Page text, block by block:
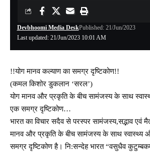
Last updated: 21/Jun/2023 10:01 AM
Devbhoomi Media DeskPublished: 21/Jun/2023
!!योग मानव कल्याण का समग्र दृष्टिकोण!!
(कमल किशोर डुकलान ‘सरल’)
योग मानव और प्रकृति के बीच सामंजस्य के साथ
एक समग्र दृष्टिकोण…
भारत का विचार सदैव से परस्पर सामंजस्य,सद्भाव एवं
मानव और प्रकृति के बीच सामंजस्य के साथ स्वास्थ्य
समग्र दृष्टिकोण है। नि:सन्देह भारत “वसुधैव